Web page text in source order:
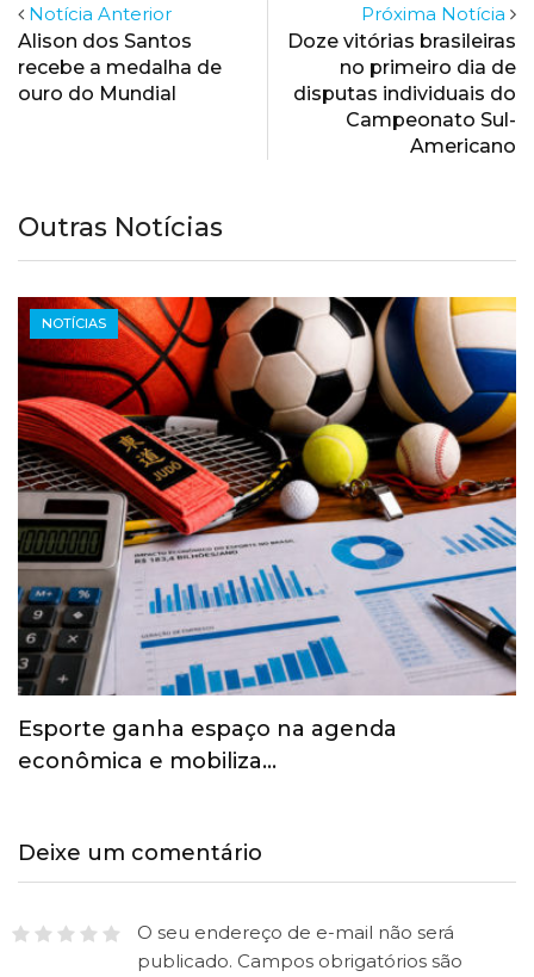
Notícia Anterior
Alison dos Santos
recebe a medalha de
ouro do Mundial
Próxima Notícia
Doze vitórias brasileiras
no primeiro dia de
disputas individuais do
Campeonato Sul-
Americano
Outras Notícias
NOTÍCIAS
Esporte ganha espaço na agenda
econômica e mobiliza…
Deixe um comentário
O seu endereço de e-mail não será
publicado. Campos obrigatórios são